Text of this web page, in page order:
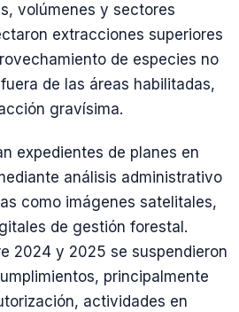
volúmenes y sectores
extracciones superiores
de especies no
de las áreas habilitadas,
gravísima.
expedientes de planes en
análisis administrativo
como imágenes satelitales,
de gestión forestal.
2024 y 2025 se suspendieron
principalmente
actividades en